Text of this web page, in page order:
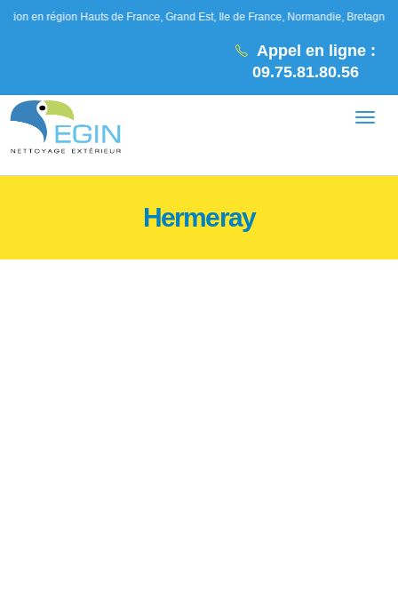
Hauts de France, Grand Est, Ile de France, Normandie, Bretagne, Pays de la
Appel en ligne :
09.75.81.80.56
Hermeray